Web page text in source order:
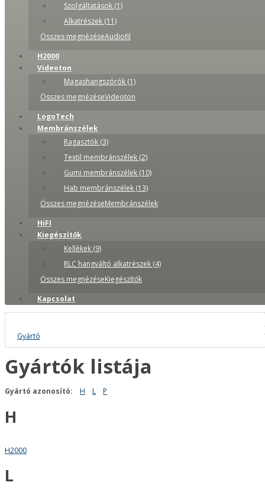
Szolgáltatások (1)
Alkatrészek (11)
Összes megnézéseAudiofil
H2000
Videoton
Magashangszórók (1)
Összes megnézéseVideoton
LogoTech
Membránszélek
Ragasztók (3)
Textil membránszélek (2)
Gumi membránszélek (10)
Hab membránszélek (13)
Összes megnézéseMembránszélek
HiFI
Kiegészítők
Kellékek (9)
RLC hangváltó alkatrészek (4)
Összes megnézéseKiegészítők
Kapcsolat
Gyártó
Gyártók listája
Gyártó azonosító: H L P
H
H2000
L